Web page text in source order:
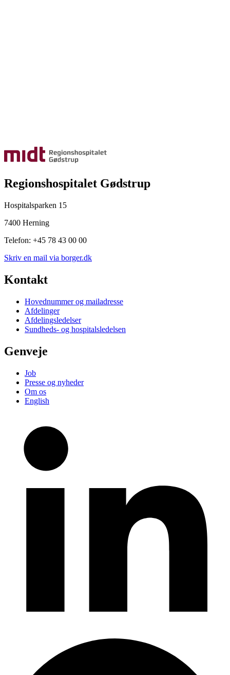
Regionshospitalet Gødstrup
Hospitalsparken 15
7400 Herning
Telefon: +45 78 43 00 00
Skriv en mail via borger.dk
Kontakt
Hovednummer og mailadresse
Afdelinger
Afdelingsledelser
Sundheds- og hospitalsledelsen
Genveje
Job
Presse og nyheder
Om os
English